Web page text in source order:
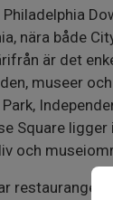
nära både
är det
museer
Square
och
restaurangen